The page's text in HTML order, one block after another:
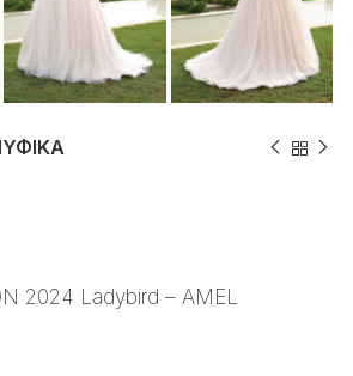
2024 Ladybird – AMEL